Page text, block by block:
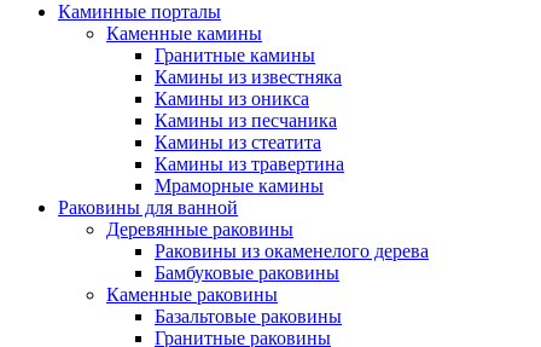
Каминные порталы
Каменные камины
Гранитные камины
Камины из известняка
Камины из оникса
Камины из песчаника
Камины из стеатита
Камины из травертина
Мраморные камины
Раковины для ванной
Деревянные раковины
Раковины из окаменелого дерева
Бамбуковые раковины
Каменные раковины
Базальтовые раковины
Гранитные раковины